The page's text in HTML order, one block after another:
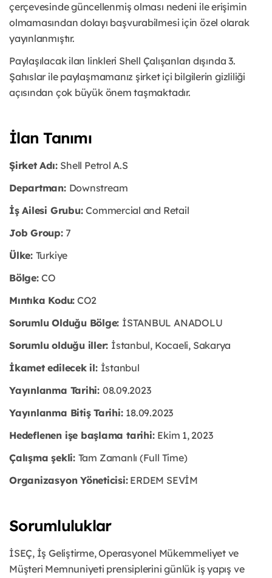
çerçevesinde güncellenmiş olması nedeni ile erişimin
olmamasından dolayı başvurabilmesi için özel olarak
yayınlanmıştır.
Paylaşılacak ilan linkleri Shell Çalışanları dışında 3.
Şahıslar ile paylaşmamanız şirket içi bilgilerin gizliliği
açısından çok büyük önem taşmaktadır.
İlan Tanımı
Şirket Adı: Shell Petrol A.S
Departman: Downstream
İş Ailesi Grubu:Commercial and Retail
Job Group:7
Ülke: Turkiye
Bölge:CO
Mıntıka Kodu: CO2
Sorumlu Olduğu Bölge: İSTANBUL ANADOLU
Sorumlu olduğu iller: İstanbul, Kocaeli, Sakarya
İkamet edilecek il: İstanbul
Yayınlanma Tarihi: 08.09.2023
Yayınlanma Bitiş Tarihi: 18.09.2023
Hedeflenen işe başlama tarihi: Ekim 1, 2023
Çalışma şekli: Tam Zamanlı (Full Time)
Organizasyon Yöneticisi:ERDEM SEVİM
Sorumluluklar
İSEÇ, İş Geliştirme, Operasyonel Mükemmeliyet ve
Müşteri Memnuniyeti prensiplerini günlük iş yapış ve